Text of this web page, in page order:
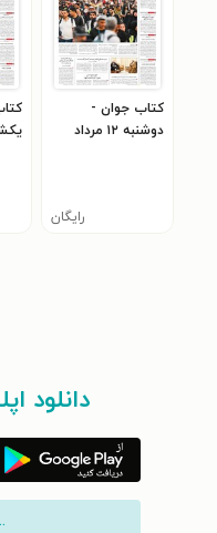
کتاب جوان -
دوشنبه ۱۲ مرداد
رایگان
دانلود